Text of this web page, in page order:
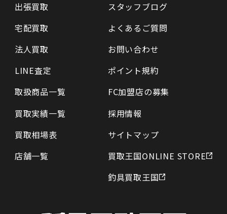
出張買取
宅配買取
法人買取
LINE査定
取扱商品一覧
買取実績一覧
買取相場表
店舗一覧
スタッフブログ
よくあるご質問
お問い合わせ
ポイント規約
FC加盟店の募集
採用情報
サイトマップ
買取王国ONLINE STORE
釣具買取王国